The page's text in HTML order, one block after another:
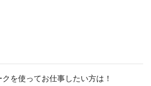
を使ってお仕事したい方は！